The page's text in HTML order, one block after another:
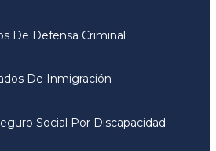
De Defensa Criminal
De Inmigración
Social Por Discapacidad